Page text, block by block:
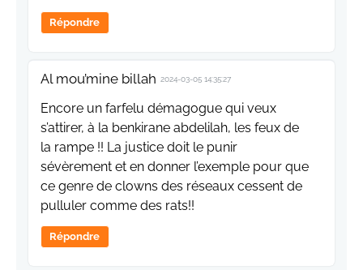
Répondre
Al mou’mine billah 2024-03-05 14:35:27
Encore un farfelu démagogue qui veux
s’attirer, à la benkirane abdelilah, les feux de
la rampe !! La justice doit le punir
sévèrement et en donner l’exemple pour que
ce genre de clowns des réseaux cessent de
pulluler comme des rats!!
Répondre